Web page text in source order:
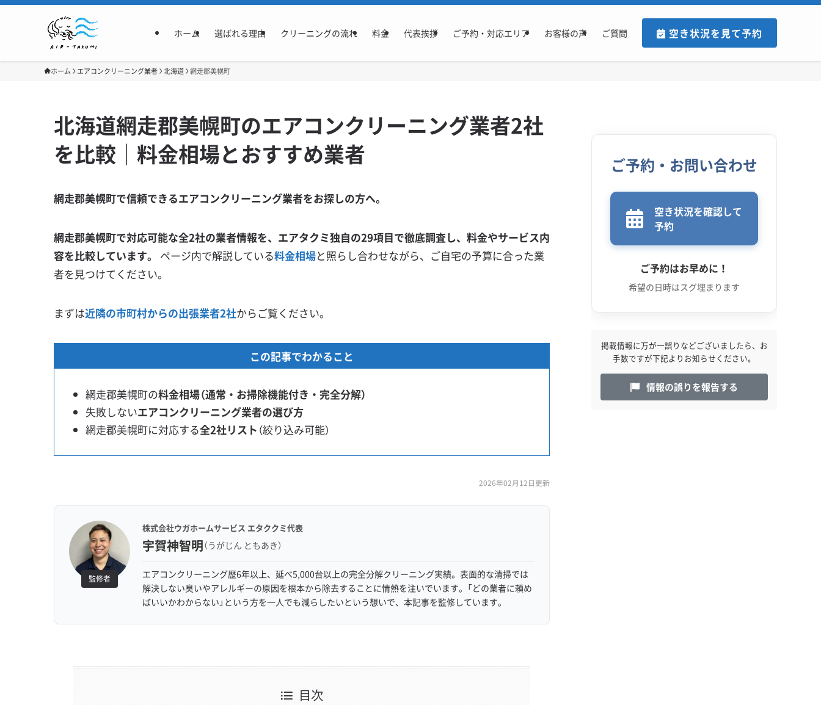
ホーム 選ばれる理由 クリーニングの流れ 料金 代表挨拶 ご予約・対応エリア お客様の声 ご質問 空き状況を見て予約
ホーム エアコンクリーニング業者 北海道 網走郡美幌町
北海道網走郡美幌町のエアコンクリーニング業者2社
を比較｜料金相場とおすすめ業者
網走郡美幌町で信頼できるエアコンクリーニング業者をお探しの方へ。
網走郡美幌町で対応可能な全2社の業者情報を、エアタクミ独自の29項目で徹底調査し、料金やサービス内
容を比較しています。
ページ内で解説している料金相場と照らし合わせながら、ご自宅の予算に合った業
者を見つけてください。
まずは近隣の市町村からの出張業者2社からご覧ください。
この記事でわかること
網走郡美幌町の料金相場（通常・お掃除機能付き・完全分解）
失敗しないエアコンクリーニング業者の選び方
網走郡美幌町に対応する全2社リスト （絞り込み可能）
2026年02月12日更新
監修者
株式会社ウガホームサービス エタククミ代表
宇賀神智明（うがじん ともあき）
エアコンクリーニング歴6年以上、延べ5,000台以上の完全分解クリーニング実績。表面的な清掃では
解決しない臭いやアレルギーの原因を根本から除去することに情熱を注いでいます。「どの業者に頼め
ばいいかわからない」という方を一人でも減らしたいという想いで、本記事を監修しています。
目次
ご予約・お問い合わせ
空き状況を確認して
予約
ご予約はお早めに！
希望の日時はスグ埋まります
掲載情報に万が一誤りなどございましたら、お
手数ですが下記よりお知らせください。
情報の誤りを報告する